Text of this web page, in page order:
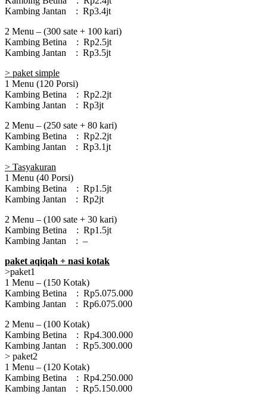
Kambing Jantan : Rp3.4jt
2 Menu – (300 sate + 100 kari)
Kambing Betina : Rp2.5jt
Kambing Jantan : Rp3.5jt
> paket simple
1 Menu (120 Porsi)
Kambing Betina : Rp2.2jt
Kambing Jantan : Rp3jt
2 Menu – (250 sate + 80 kari)
Kambing Betina : Rp2.2jt
Kambing Jantan : Rp3.1jt
> Tasyakuran
1 Menu (40 Porsi)
Kambing Betina : Rp1.5jt
Kambing Jantan : Rp2jt
2 Menu – (100 sate + 30 kari)
Kambing Betina : Rp1.5jt
Kambing Jantan : –
paket aqiqah + nasi kotak
>paket1
1 Menu – (150 Kotak)
Kambing Betina : Rp5.075.000
Kambing Jantan : Rp6.075.000
2 Menu – (100 Kotak)
Kambing Betina : Rp4.300.000
Kambing Jantan : Rp5.300.000
> paket2
1 Menu – (120 Kotak)
Kambing Betina : Rp4.250.000
Kambing Jantan : Rp5.150.000